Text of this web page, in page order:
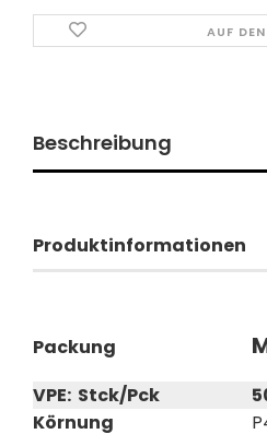
AUF
Beschreibung
Produktinformationen
Packung
VPE: Stck/Pck
Körnung